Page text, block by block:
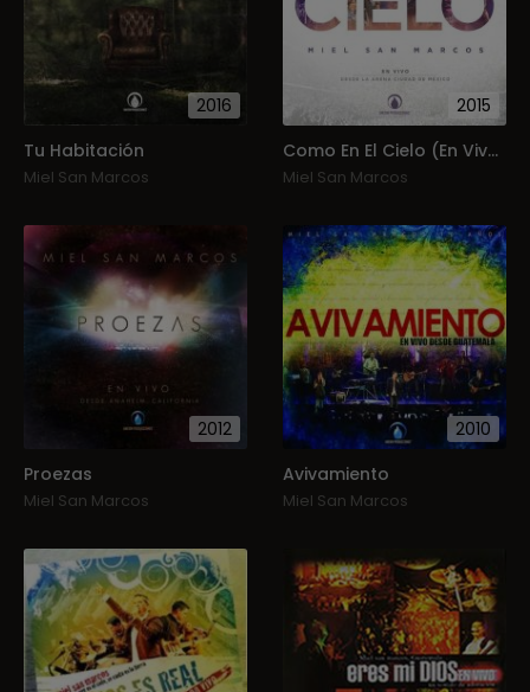
2016
Tu Habitación
Miel San Marcos
2015
Como En El Cielo (En Vivo)
Miel San Marcos
2012
Proezas
Miel San Marcos
2010
Avivamiento
Miel San Marcos